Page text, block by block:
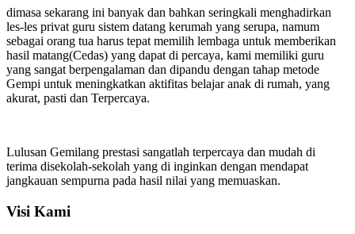
dimasa sekarang ini banyak dan bahkan seringkali menghadirkan
les-les privat guru sistem datang kerumah yang serupa, namum
sebagai orang tua harus tepat memilih lembaga untuk memberikan
hasil matang(Cedas) yang dapat di percaya, kami memiliki guru
yang sangat berpengalaman dan dipandu dengan tahap metode
Gempi untuk meningkatkan aktifitas belajar anak di rumah, yang
akurat, pasti dan Terpercaya.
Lulusan Gemilang prestasi sangatlah terpercaya dan mudah di
terima disekolah-sekolah yang di inginkan dengan mendapat
jangkauan sempurna pada hasil nilai yang memuaskan.
Visi Kami